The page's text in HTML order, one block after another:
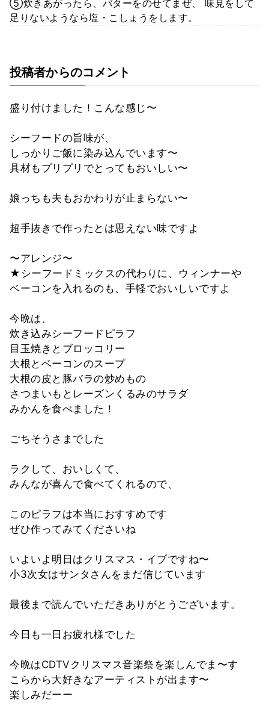
⑤炊きあがったら、バターをのせてまぜ、 味見をして
足りないようなら塩・こしょうをします。
投稿者からのコメント
盛り付けました！こんな感じ〜
シーフードの旨味が、
しっかりご飯に染み込んでいます〜
具材もプリプリでとってもおいしい〜
娘っちも夫もおかわりが止まらない〜
超手抜きで作ったとは思えない味ですよ
〜アレンジ〜
★シーフードミックスの代わりに、ウィンナーや
ベーコンを入れるのも、手軽でおいしいですよ
今晩は、
炊き込みシーフードピラフ
目玉焼きとブロッコリー
大根とベーコンのスープ
大根の皮と豚バラの炒めもの
さつまいもとレーズンくるみのサラダ
みかんを食べました！
ごちそうさまでした
ラクして、おいしくて、
みんなが喜んで食べてくれるので、
このピラフは本当におすすめです
ぜひ作ってみてくださいね
いよいよ明日はクリスマス・イブですね〜
小3次女はサンタさんをまだ信じています
最後まで読んでいただきありがとうございます。
今日も一日お疲れ様でした
今晩はCDTVクリスマス音楽祭を楽しんでま〜す
こらから大好きなアーティストが出ます〜
楽しみだーー